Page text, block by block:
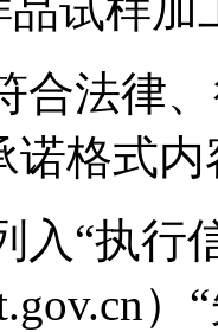
试样
合法律
诺格式
入“执行